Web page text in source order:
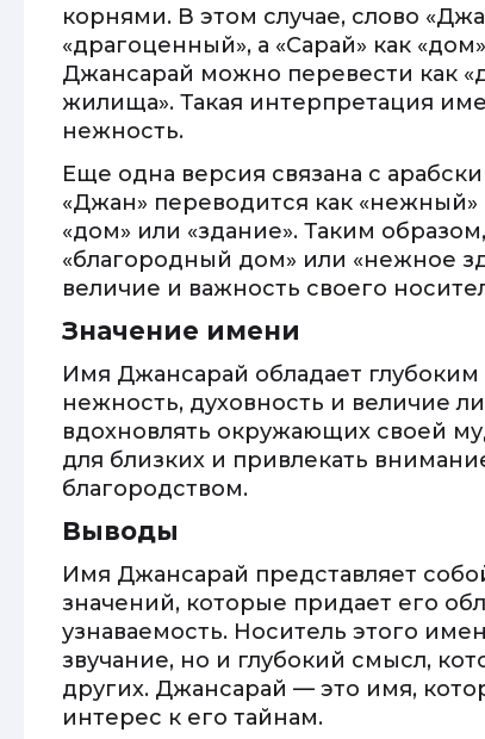
корнями. В этом случае, слово
«драгоценный», а «Сарай» как
Джансарай можно перевести как
жилища». Такая интерпретация
нежность.
Еще одна версия связана с
«Джан» переводится как
«дом» или «здание». Таким
«благородный дом» или «нежное
величие и важность своего
Значение имени
Имя Джансарай обладает
нежность, духовность и величие
вдохновлять окружающих своей
для близких и привлекать
благородством.
Выводы
Имя Джансарай представляет
значений, которые придает его
узнаваемость. Носитель этого
звучание, но и глубокий смысл,
других. Джансарай — это имя,
интерес к его тайнам.